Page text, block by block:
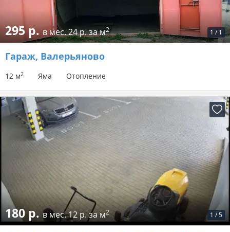
1 / 1
295 р.в мес.24 р. за м2
Гараж, Валерьяново
12 м2 Яма Отопление
1 /5
180 р.в мес.12 р. за м2